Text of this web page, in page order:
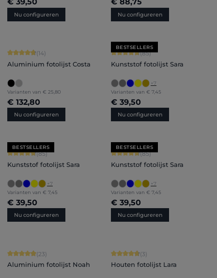
Nu configureren Nu configureren
Gemiddelde waardering van 4.86 van 5 sterren
(14)
Aluminium fotolijst Costa
Varianten van € 25,80
€ 132,80
Nu configureren
BESTSELLERS
Gemiddelde waardering van 4.71
(85)
Kunststof fotolijst Sara
+7
Varianten van € 7,45
€ 39,50
Nu configureren
BESTSELLERS
Gemiddelde waardering van 4.71 van 5 sterren
(85)
Kunststof fotolijst Sara
+7
Varianten van € 7,45
€ 39,50
Nu configureren
BESTSELLERS
Gemiddelde waardering van 4.71
(85)
Kunststof fotolijst Sara
+7
Varianten van € 7,45
€ 39,50
Nu configureren
Gemiddelde waardering van 4.91 van 5 sterren
(23)
Aluminium fotolijst Noah
Gemiddelde waardering van 4.67
(3)
Houten fotolijst Lara